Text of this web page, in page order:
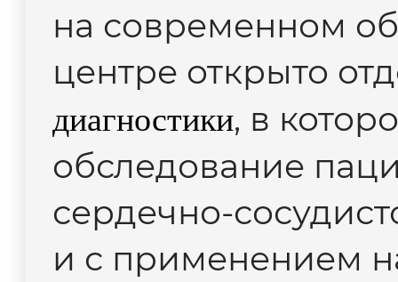
на современном
центре открыто
диагностики, в
обследование
сердечно-
и с применением